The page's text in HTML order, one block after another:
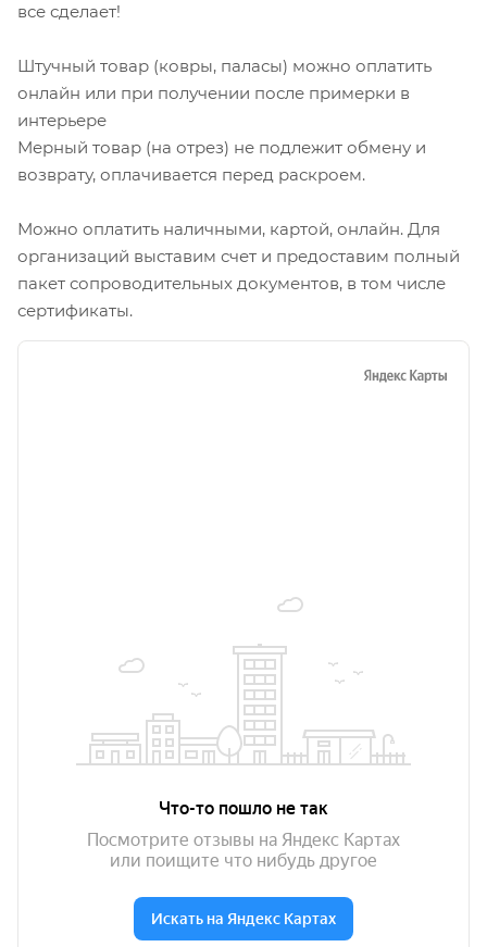
все сделает!
Штучный товар (ковры, паласы) можно оплатить
онлайн или при получении после примерки в
интерьере
Мерный товар (на отрез) не подлежит обмену и
возврату, оплачивается перед раскроем.
Можно оплатить наличными, картой, онлайн. Для
организаций выставим счет и предоставим полный
пакет сопроводительных документов, в том числе
сертификаты.